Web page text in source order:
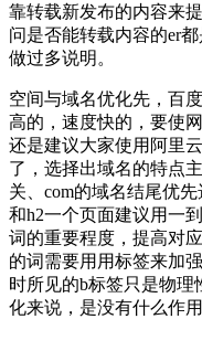
靠转载新发布的内容来
问是否能转载内容的er
做过多说明。
空间与域名优化先，百
高的，速度快的，要使
还是建议大家使用阿里
了，选择出域名的特点
关、com的域名结尾优
和h2一个页面建议用一
词的重要程度，提高对
的词需要用用标签来加
时所见的b标签只是物
化来说，是没有什么作用